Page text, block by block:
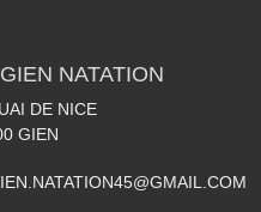
NATATION
DE NICE
GIEN